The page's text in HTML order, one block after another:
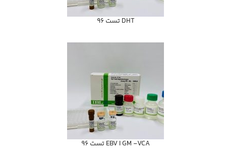
DHT تست 96
EBV I GM -VCA تست 96